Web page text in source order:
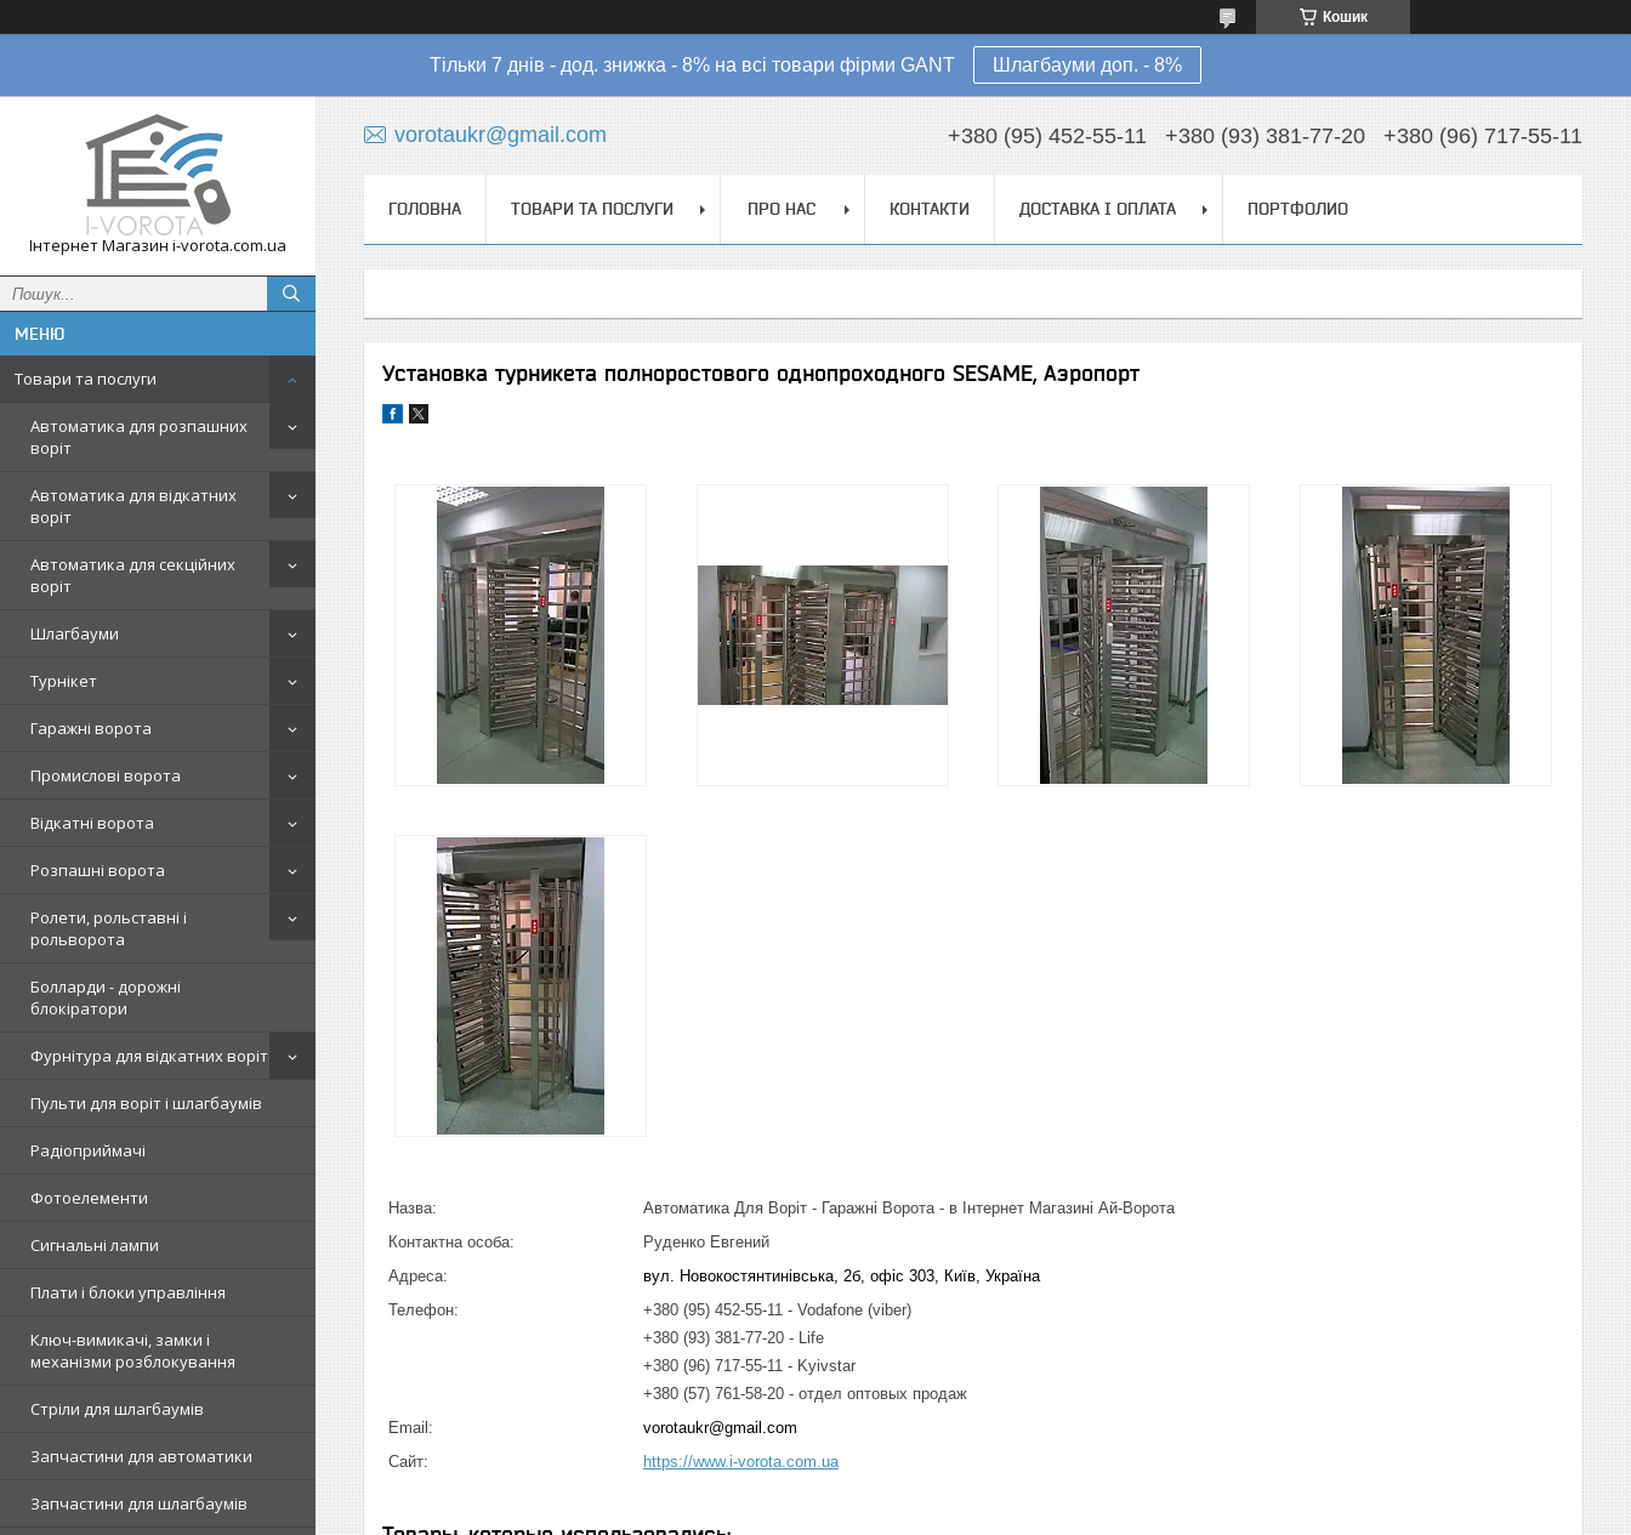
Кошик
Тільки 7 днів - дод. знижка - 8% на всі товари фірми GANT Шлагбауми доп. - 8%
Інтернет Магазин i-vorota.com.ua
Товари та послуги
Автоматика для розпашних
воріт
Автоматика для відкатних
воріт
Автоматика для секційних
воріт
Шлагбауми
Турнікет
Гаражні ворота
Промислові ворота
Відкатні ворота
Розпашні ворота
Ролети, рольставні і
рольворота
Болларди - дорожні
блокіратори
Фурнітура для відкатних воріт
Пульти для воріт і шлагбаумів
Радіоприймачі
Фотоелементи
Сигнальні лампи
Плати і блоки управління
Ключ-вимикачі, замки і
механізми розблокування
Стріли для шлагбаумів
Запчастини для автоматики
Запчастини для шлагбаумів
vorotaukr@gmail.com +380 (95) 452-55-11 +380 (93) 381-77-20 +380 (96) 717-55-11
ГОЛОВНА ТОВАРИ ТА ПОСЛУГИ ПРО НАС КОНТАКТИ ДОСТАВКА І ОПЛАТА ПОРТФОЛИО
Установка турникета полноростового однопроходного SESAME, Аэропорт
Автоматика Для Воріт - Гаражні Ворота - в Інтернет Магазині Ай-Ворота
Руденко Евгений
вул. Новокостянтинівська, 2б, офіс 303, Київ, Україна
+380 (95) 452-55-11
Vodafone (viber)
+380 (93) 381-77-20
Life
+380 (96) 717-55-11
Kyivstar
+380 (57) 761-58-20
отдел оптовых продаж
vorotaukr@gmail.com
https://www.i-vorota.com.ua